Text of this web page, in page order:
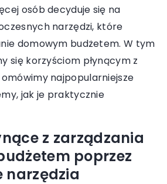
osób decyduje się na
narzędzi, które
domowym budżetem. W tym
się korzyściom płynącym z
najpopularniejsze
jak je praktycznie
z zarządzania
poprzez
narzędzia